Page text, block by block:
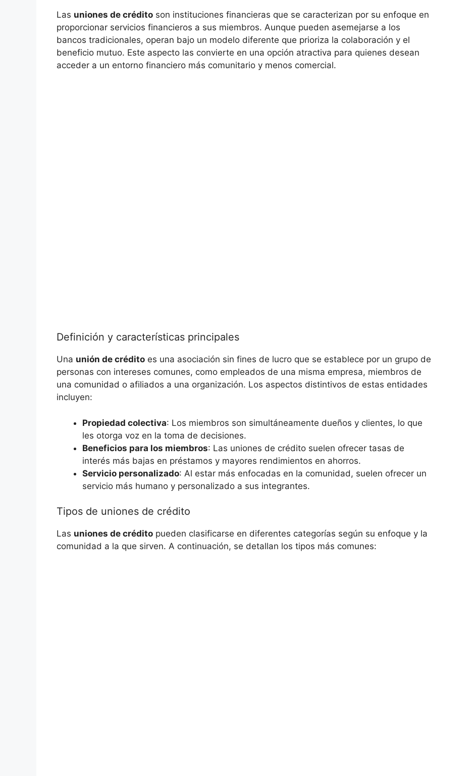
Las uniones de crédito son instituciones financieras que se caracterizan por su enfoque en
proporcionar servicios financieros a sus miembros. Aunque pueden asemejarse a los
bancos tradicionales, operan bajo un modelo diferente que prioriza la colaboración y el
beneficio mutuo. Este aspecto las convierte en una opción atractiva para quienes desean
acceder a un entorno financiero más comunitario y menos comercial.
Definición y características principales
Una unión de crédito es una asociación sin fines de lucro que se establece por un grupo de
personas con intereses comunes, como empleados de una misma empresa, miembros de
una comunidad o afiliados a una organización. Los aspectos distintivos de estas entidades
incluyen:
Propiedad colectiva: Los miembros son simultáneamente dueños y clientes, lo que
les otorga voz en la toma de decisiones.
Beneficios para los miembros: Las uniones de crédito suelen ofrecer tasas de
interés más bajas en préstamos y mayores rendimientos en ahorros.
Servicio personalizado: Al estar más enfocadas en la comunidad, suelen ofrecer un
servicio más humano y personalizado a sus integrantes.
Tipos de uniones de crédito
Las uniones de crédito pueden clasificarse en diferentes categorías según su enfoque y la
comunidad a la que sirven. A continuación, se detallan los tipos más comunes: